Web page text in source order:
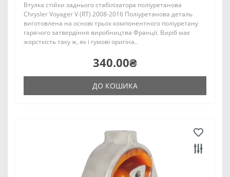
Втулка стійки заднього стабілізатора поліуретанова
Chrysler Voyager V (RT) 2008-2016 Поліуретанова деталь
виготовлена на основі трьох компонентного поліуретану
гарячого затвердіння виробництва Франції. Виріб має
жорсткість таку ж, як і гумові оригіна..
340.00₴
ДО КОШИКА